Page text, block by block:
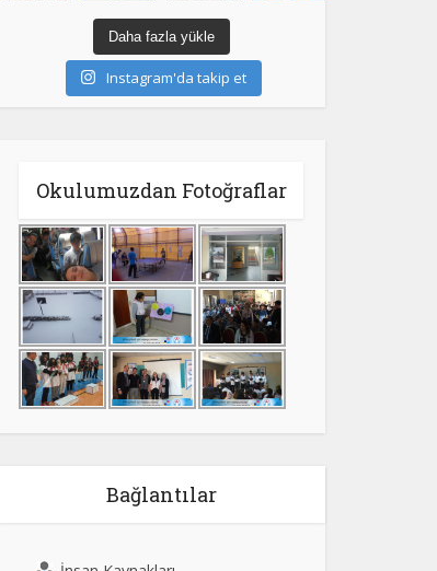
Daha fazla yükle
Instagram'da takip et
Okulumuzdan Fotoğraflar
Bağlantılar